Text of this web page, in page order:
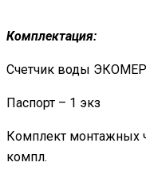
Комплектация:
Счетчик воды
Паспорт – 1 экз
Комплект монтажных
компл.